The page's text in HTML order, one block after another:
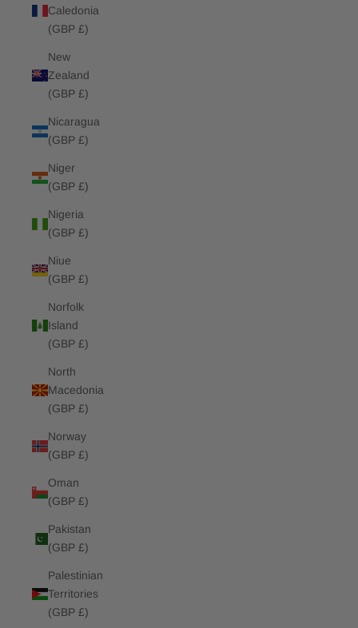
Caledonia
(GBP £)
New
Zealand
(GBP £)
Nicaragua
(GBP £)
Niger
(GBP £)
Nigeria
(GBP £)
Niue
(GBP £)
Norfolk
Island
(GBP £)
North
Macedonia
(GBP £)
Norway
(GBP £)
Oman
(GBP £)
Pakistan
(GBP £)
Palestinian
Territories
(GBP £)